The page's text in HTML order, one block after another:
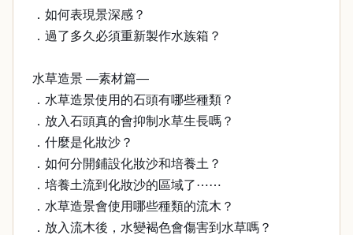
．如何表現景深感？
．過了多久必須重新製作水族箱？
水草造景 —素材篇—
．水草造景使用的石頭有哪些種類？
．放入石頭真的會抑制水草生長嗎？
．什麼是化妝沙？
．如何分開鋪設化妝沙和培養土？
．培養土流到化妝沙的區域了⋯⋯
．水草造景會使用哪些種類的流木？
．放入流木後，水變褐色會傷害到水草嗎？